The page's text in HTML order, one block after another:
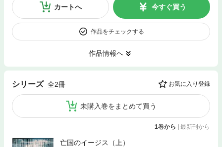
カートへ 今すぐ買う
作品をチェックする
作品情報へ
シリーズ 全2冊 お気に入り登録
未購入巻をまとめて買う
1巻から | 最新刊から
亡国のイージス（上）